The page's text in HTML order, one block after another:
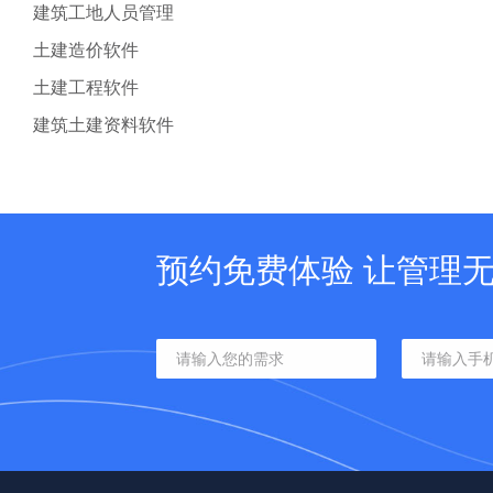
建筑工地人员管理
土建造价软件
土建工程软件
建筑土建资料软件
预约免费体验 让管理